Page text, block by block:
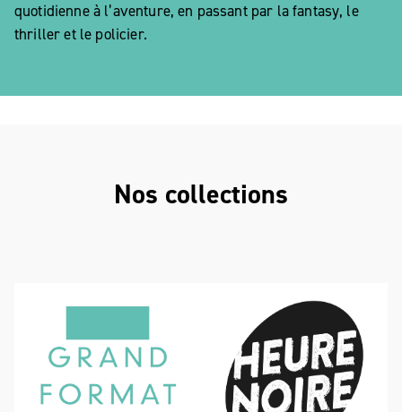
quotidienne à l’aventure, en passant par la fantasy, le
thriller et le policier.
Nos collections